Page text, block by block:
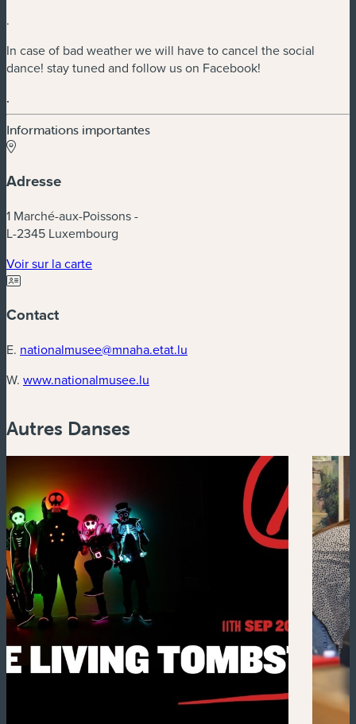
.
In case of bad weather we will have to cancel the social
dance! stay tuned and follow us on Facebook!
.
Informations importantes
Adresse
1 Marché-aux-Poissons -
L-2345 Luxembourg
Voir sur la carte(nouvelle fenêtre)
Contact
E. nationalmusee@mnaha.etat.lu
W. www.nationalmusee.lu
Autres Danses